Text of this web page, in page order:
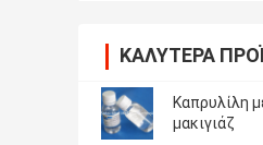
ΚΑΛΎΤΕΡΑ
Καπρυλίλη
μακιγιάζ